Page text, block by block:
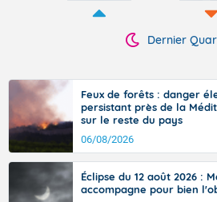
Dernier
Feux de forêts : danger
persistant près de la
sur le reste du pays
06/08/2026
Éclipse du 12 août 2026 :
accompagne pour bien